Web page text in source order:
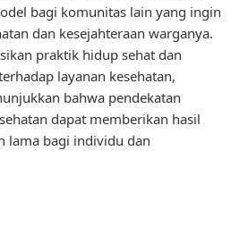
bagi komunitas lain yang ingin
dan kesejahteraan warganya.
praktik hidup sehat dan
layanan kesehatan,
bahwa pendekatan
dapat memberikan hasil
lama bagi individu dan